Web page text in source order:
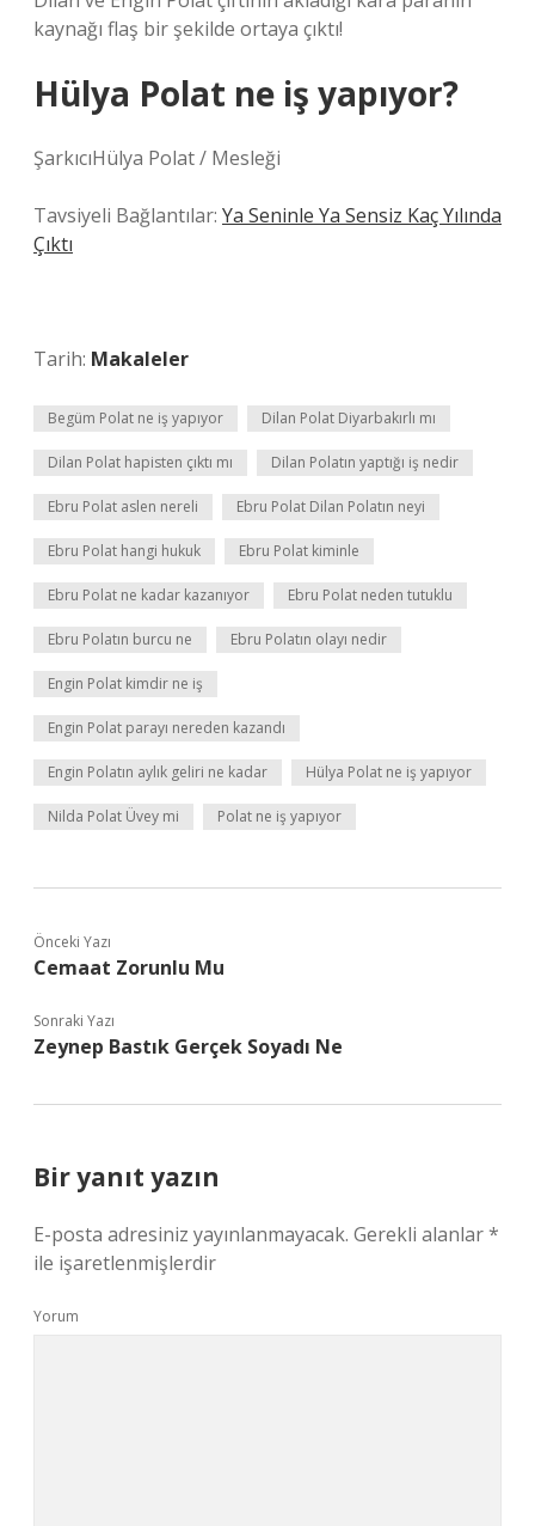
kaynağı flaş bir şekilde ortaya çıktı!
Hülya Polat ne iş yapıyor?
ŞarkıcıHülya Polat / Mesleği
Tavsiyeli Bağlantılar: Ya Seninle Ya Sensiz Kaç Yılında
Çıktı
Tarih: Makaleler
Begüm Polat ne iş yapıyor Dilan Polat Diyarbakırlı mı
Dilan Polat hapisten çıktı mı Dilan Polatın yaptığı iş nedir
Ebru Polat aslen nereli Ebru Polat Dilan Polatın neyi
Ebru Polat hangi hukuk Ebru Polat kiminle
Ebru Polat ne kadar kazanıyor Ebru Polat neden tutuklu
Ebru Polatın burcu ne Ebru Polatın olayı nedir
Engin Polat kimdir ne iş
Engin Polat parayı nereden kazandı
Engin Polatın aylık geliri ne kadar Hülya Polat ne iş yapıyor
Nilda Polat Üvey mi Polat ne iş yapıyor
Önceki Yazı
Cemaat Zorunlu Mu
Sonraki Yazı
Zeynep Bastık Gerçek Soyadı Ne
Bir yanıt yazın
E-posta adresiniz yayınlanmayacak. Gerekli alanlar*
ile işaretlenmişlerdir
Yorum